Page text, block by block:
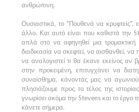
ανθρώπινη.
Ουσιαστικά, το "Πουθενά να κρυφτείς",
άλλο. Και αυτό είναι που καθιστά την
απλά στο να αφηγηθεί μια
διαδικασία να σκεφτεί, να αισθανθεί,
να αναλογιστεί τι θα έκανε εκείνος αν
στην προκειμένη, επιτυγχάνει να
συναίσθημα, κάνοντάς μας να
πλησιάζουμε προς το τέλος της
γνωρίσει ακόμα την Stevens και το έργο
κάνετε σήμερα.